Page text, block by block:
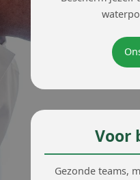
Voor
Gezonde teams,